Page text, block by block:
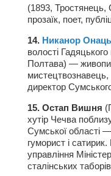
Режиссёры
Надія
Анна Гидора
Леонтий
Римма
Ирина
Александр
Сергей
(1893,
прозаїк, поет,
14. Никанор
волості
Полтава) —
мистецтвознавець,
директор
15. Остап Вишня
хутір Чечва
Сумської області
гуморист і
управління
сталінських